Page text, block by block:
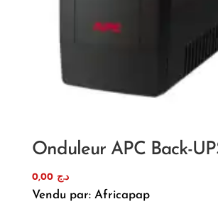
Onduleur APC Back-
د.ج 0,00
Vendu par: Africapap